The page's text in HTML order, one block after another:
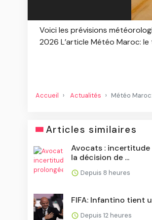
Voici les prévisions
2026 L’article Météo Maroc:
Accueil Actualités Météo
Articles similaires
Avocats :
la décision de ...
Depuis 8 heures
FIFA: Infantino tient
Depuis 12 heures